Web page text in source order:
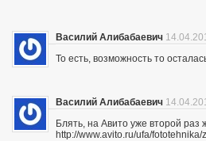
Василий Алибабаевич
То есть, возможность то
Василий Алибабаевич
Блять, на Авито уже второй
http://www.avito.ru/ufa/